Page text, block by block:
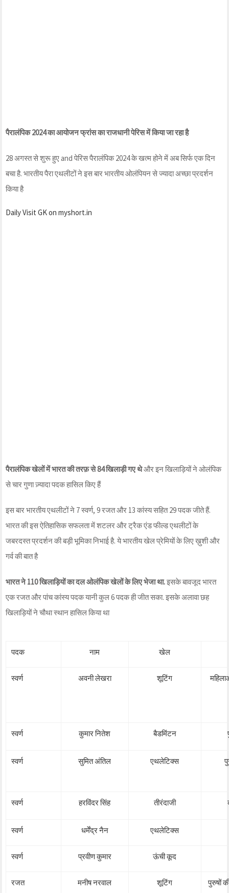
पैरालंपिक 2024 का आयोजन फ्रांस का राजधानी पेरिस में किया जा रहा है
28 अगस्त से शुरू हुए and पेरिस पैरालंपिक 2024 के खत्म होने में अब सिर्फ एक दिन
बचा है. भारतीय पैरा एथलीटों ने इस बार भारतीय ओलंपियन से ज्यादा अच्छा प्रदर्शन
किया है
Daily Visit GK on myshort.in
पैरालंपिक खेलों में भारत की तरफ़ से 84 खिलाड़ी गए थेऔर इन खिलाड़ियों ने ओलंपिक
से चार गुणा ज़्यादा पदक हासिल किए हैं
इस बार भारतीय एथलीटों ने 7 स्वर्ण, 9 रजत और 13 कांस्य सहित 29 पदक जीते हैं.
भारत की इस ऐतिहासिक सफलता में शटलर और ट्रैक एंड फील्ड एथलीटों के
जबरदस्त प्रदर्शन की बड़ी भूमिका निभाई है. ये भारतीय खेल प्रेमियों के लिए ख़ुशी और
गर्व की बात है
भारत ने 110 खिलाड़ियों का दल ओलंपिक खेलों के लिए भेजा था.इसके बावजूद भारत
एक रजत और पांच कांस्य पदक यानी कुल 6 पदक ही जीत सका. इसके अलावा छह
खिलाड़ियों ने चौथा स्थान हासिल किया था
पदक नाम खेल
स्वर्ण अवनी लेखरा शूटिंग
स्वर्ण कुमार नितेश बैडमिंटन
स्वर्ण सुमित अंतिल एथलेटिक्स
स्वर्ण हरविंदर सिंह तीरंदाजी
स्वर्ण धर्मेंद्र नैन एथलेटिक्स
स्वर्ण प्रवीण कुमार ऊंची कूद
रजत मनीष नरवाल शूटिंग पुरुषों